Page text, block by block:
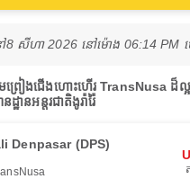
8 សីហា 2026 នៅ​ម៉ោង 06:14 PM
ព្រៀងជើងហោះហើរ TransNusa ដ៏
ានអន្តរជាតិងូរ៉ារ៉ៃ
Denpasar (DPS)